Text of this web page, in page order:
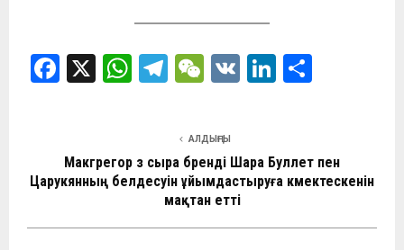
F
b
o
X
W
s
A
T
gr
a
m
W
C
h
at
V
Li
dI
n
р
а
АЛДЫҢҒЫ
Макгрегор өз сыра бренді Шара Буллет пен
Царукянның белдесуін ұйымдастыруға көмектескенін
мақтан етті